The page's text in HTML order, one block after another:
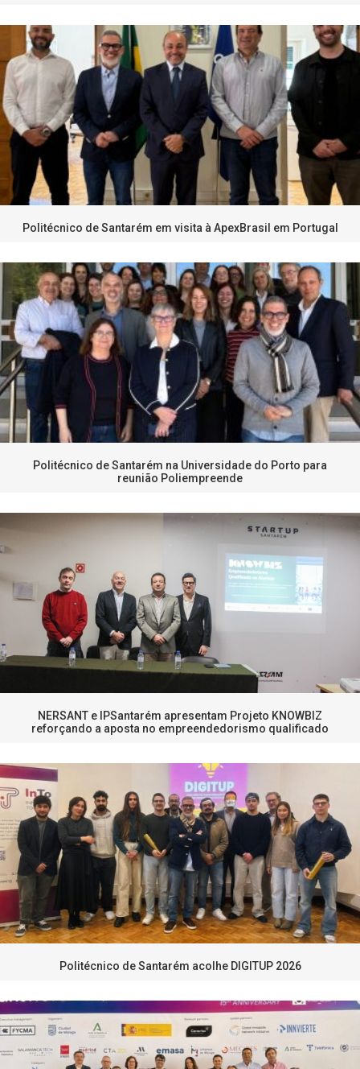
Politécnico de Santarém em visita à ApexBrasil em Portugal
Politécnico de Santarém na Universidade do Porto para
reunião Poliempreende
NERSANT e IPSantarém apresentam Projeto KNOWBIZ
reforçando a aposta no empreendedorismo qualificado
Politécnico de Santarém acolhe DIGITUP 2026